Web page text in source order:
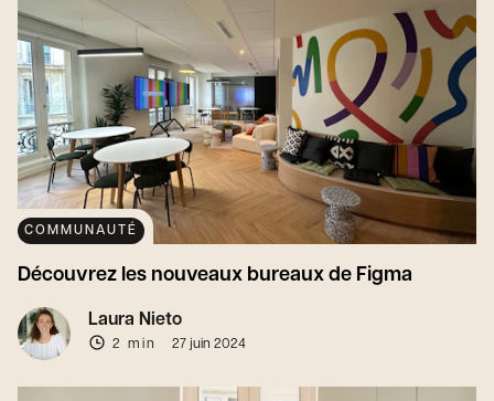
COMMUNAUTÉ
Découvrez les nouveaux bureaux de Figma
Laura Nieto
2 min 27 juin 2024